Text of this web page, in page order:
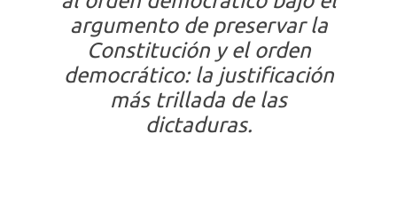
argumento de preservar la
Constitución y el orden
democrático: la justificación
más trillada de las
dictaduras.